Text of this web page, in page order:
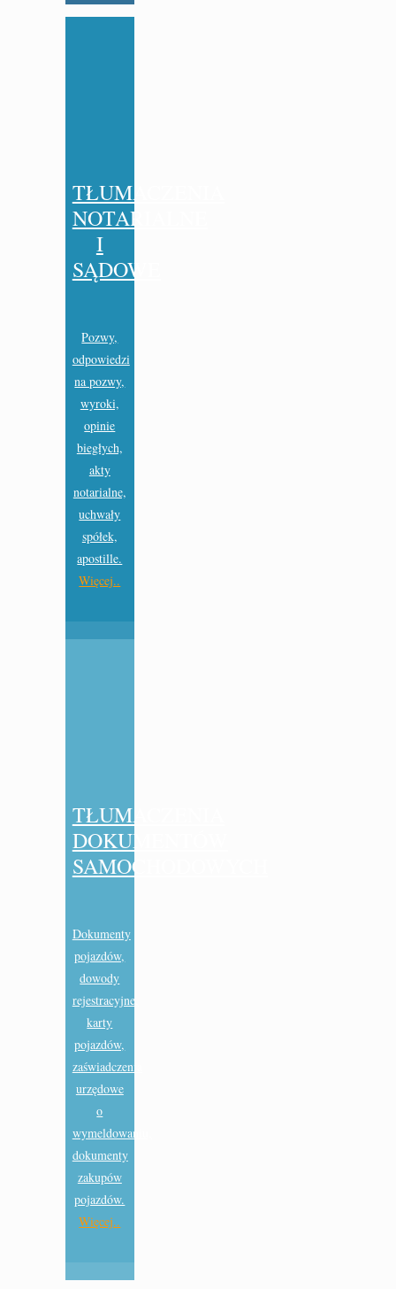
TŁUMACZENIA
NOTARIALNE
I
SĄDOWE
Pozwy,
odpowiedzi
na pozwy,
wyroki,
opinie
biegłych,
akty
notarialne,
uchwały
spółek,
apostille.
Więcej..
TŁUMACZENIA
DOKUMENTÓW
SAMOCHODOWYCH
Dokumenty
pojazdów,
dowody
rejestracyjne,
karty
pojazdów,
zaświadczenia
urzędowe
o
wymeldowaniu,
dokumenty
zakupów
pojazdów.
Więcej..